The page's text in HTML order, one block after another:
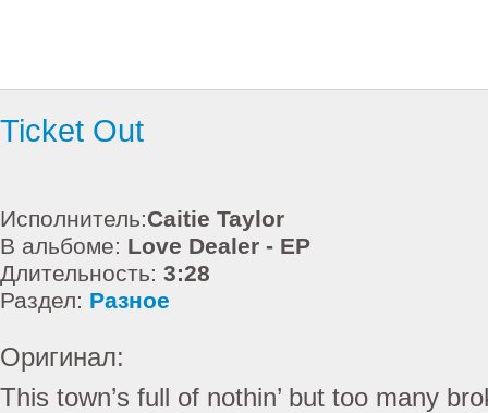
Ticket Out
Исполнитель:Caitie Taylor
В альбоме: Love Dealer - EP
Длительность: 3:28
Раздел: Разное
Оригинал:
This town’s full of nothin’ but too many